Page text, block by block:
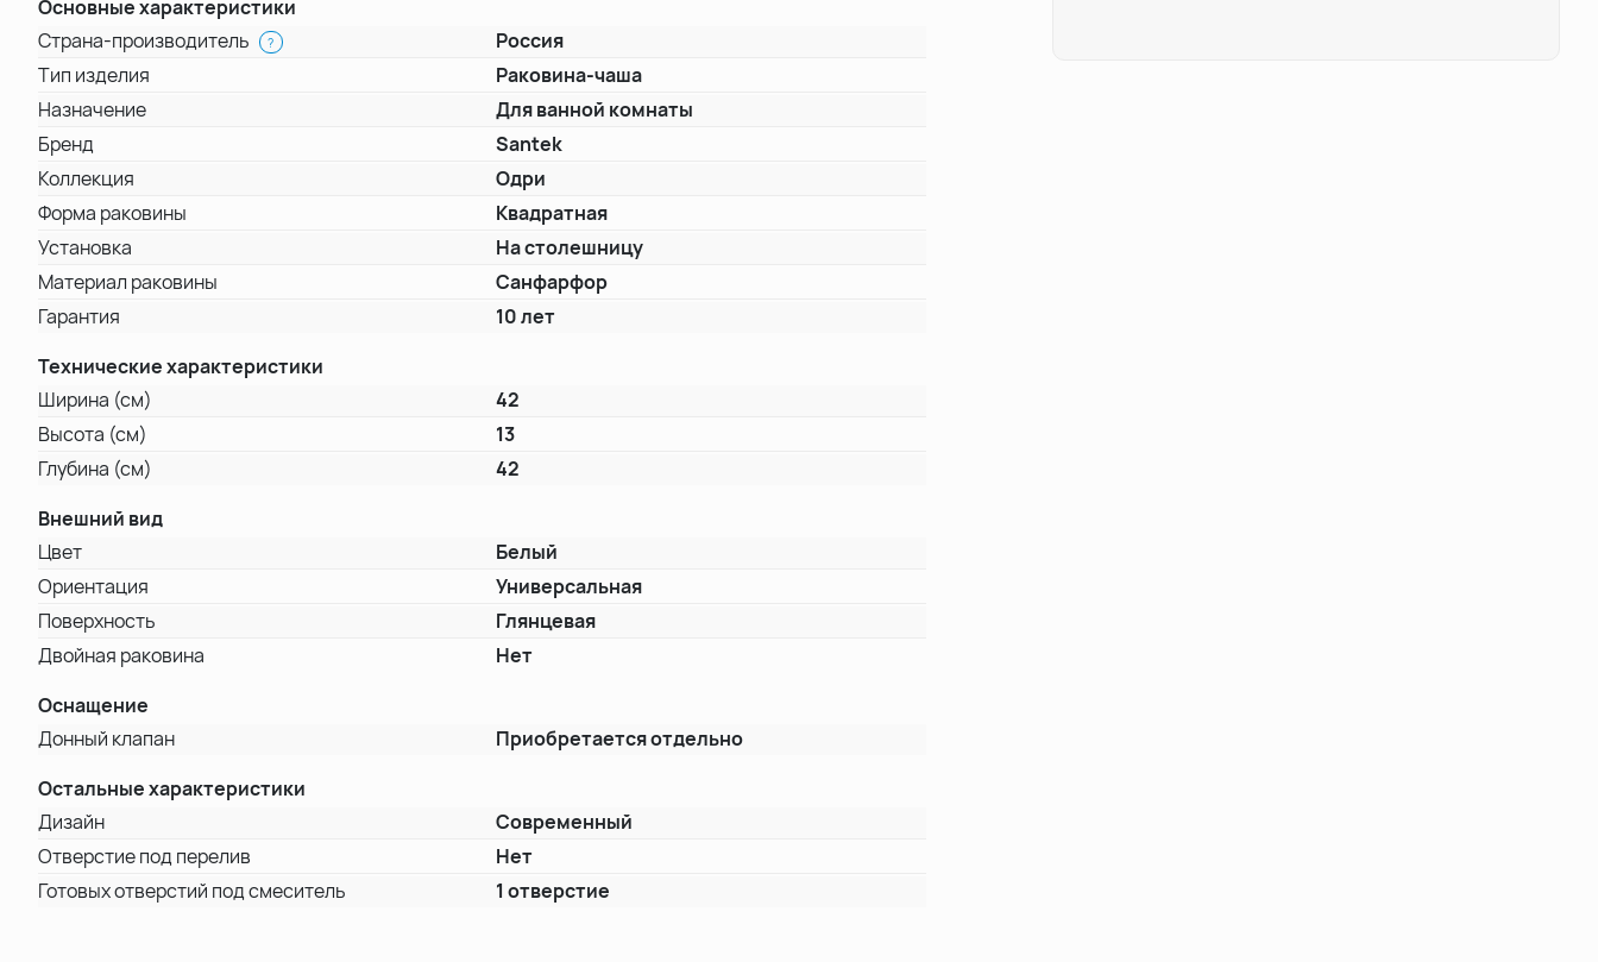
Основные характеристики
Страна-производитель
?
Россия
Тип изделия
Раковина-чаша
Назначение
Для ванной комнаты
Бренд
Santek
Коллекция
Одри
Форма раковины
Квадратная
Установка
На столешницу
Материал раковины
Санфарфор
Гарантия
10 лет
Технические характеристики
Ширина (см)
42
Высота (см)
13
Глубина (см)
42
Внешний вид
Цвет
Белый
Ориентация
Универсальная
Поверхность
Глянцевая
Двойная раковина
Нет
Оснащение
Донный клапан
Приобретается отдельно
Остальные характеристики
Дизайн
Современный
Отверстие под перелив
Нет
Готовых отверстий под смеситель
1 отверстие